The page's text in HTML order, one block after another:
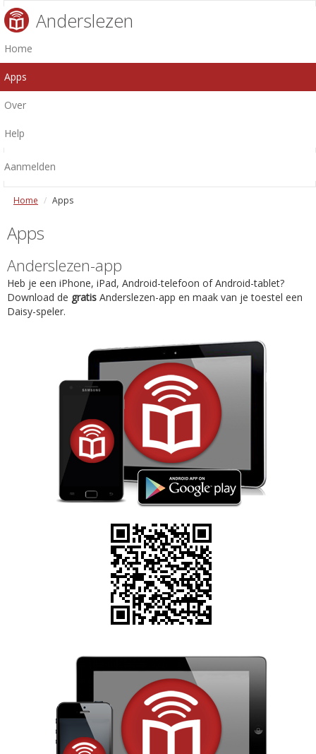
Anderslezen
Home
Apps
Over
Help
Aanmelden
Home Apps
Apps
Anderslezen-app
Heb je een iPhone, iPad, Android-telefoon of Android-tablet?
Download de gratis Anderslezen-app en maak van je toestel een
Daisy-speler.